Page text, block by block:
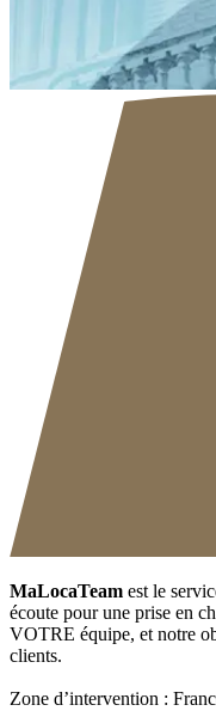
MaLocaTeam est le
écoute pour une prise en
VOTRE équipe, et notre
clients.
Zone d’intervention :